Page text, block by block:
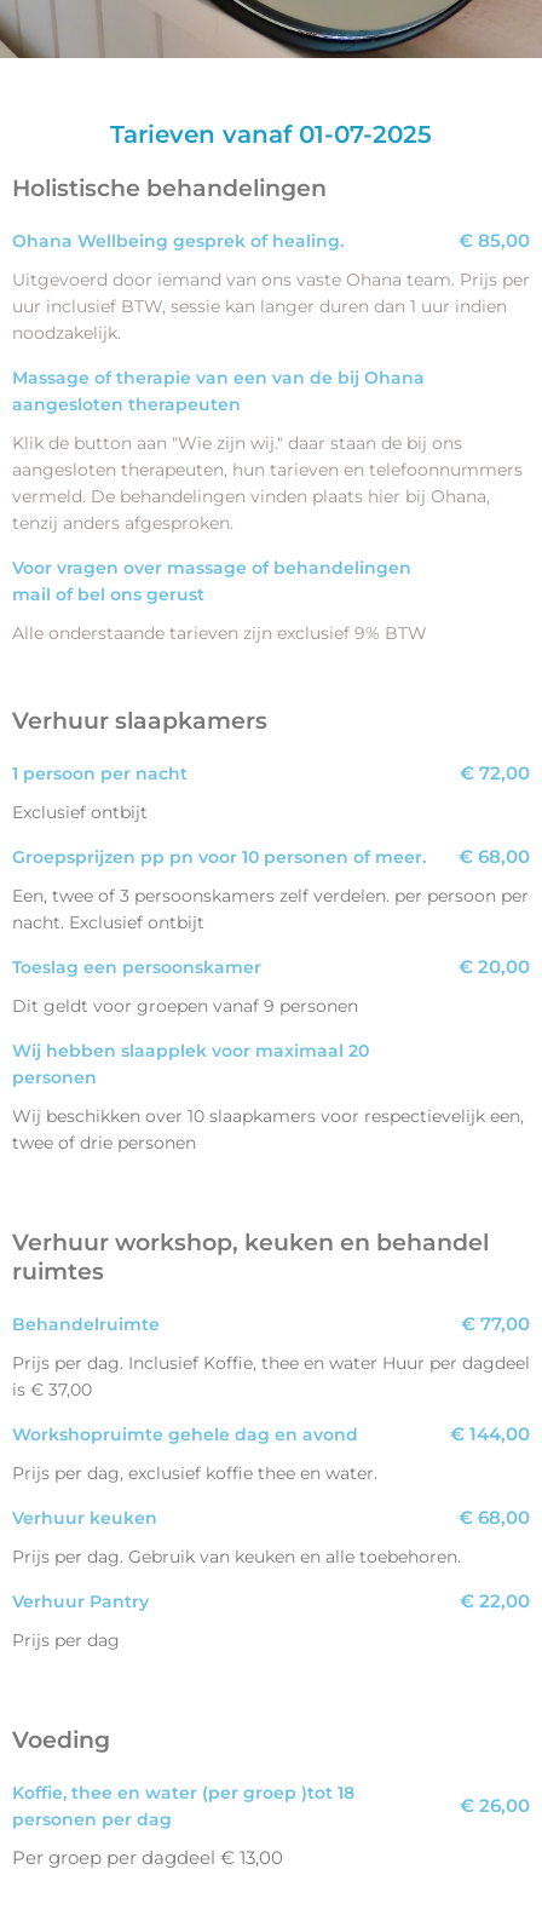
Tarieven vanaf 01-07-2025
Holistische behandelingen
Ohana Wellbeing gesprek of healing. € 85,00
Uitgevoerd door iemand van ons vaste Ohana team. Prijs per
uur inclusief BTW, sessie kan langer duren dan 1 uur indien
noodzakelijk.
Massage of therapie van een van de bij Ohana
aangesloten therapeuten
Klik de button aan "Wie zijn wij." daar staan de bij ons
aangesloten therapeuten, hun tarieven en telefoonnummers
vermeld. De behandelingen vinden plaats hier bij Ohana,
tenzij anders afgesproken.
Voor vragen over massage of behandelingen
mail of bel ons gerust
Alle onderstaande tarieven zijn exclusief 9% BTW
Verhuur slaapkamers
1 persoon per nacht € 72,00
Exclusief ontbijt
Groepsprijzen pp pn voor 10 personen of meer. € 68,00
Een, twee of 3 persoonskamers zelf verdelen. per persoon per
nacht. Exclusief ontbijt
Toeslag een persoonskamer € 20,00
Dit geldt voor groepen vanaf 9 personen
Wij hebben slaapplek voor maximaal 20
personen
Wij beschikken over 10 slaapkamers voor respectievelijk een,
twee of drie personen
Verhuur workshop, keuken en behandel
ruimtes
Behandelruimte € 77,00
Prijs per dag. Inclusief Koffie, thee en water Huur per dagdeel
is € 37,00
Workshopruimte gehele dag en avond € 144,00
Prijs per dag, exclusief koffie thee en water.
Verhuur keuken € 68,00
Prijs per dag. Gebruik van keuken en alle toebehoren.
Verhuur Pantry € 22,00
Prijs per dag
Voeding
Koffie, thee en water (per groep )tot 18
personen per dag
€ 26,00
Per groep per dagdeel € 13,00